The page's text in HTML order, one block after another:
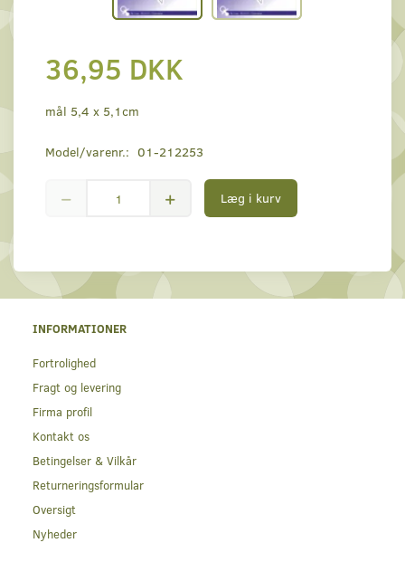
36,95 DKK
mål 5,4 x 5,1cm
Model/varenr.: 01-212253
Læg i kurv
INFORMATIONER
Fortrolighed
Fragt og levering
Firma profil
Kontakt os
Betingelser & Vilkår
Returneringsformular
Oversigt
Nyheder